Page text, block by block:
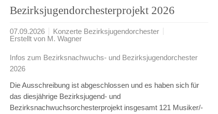
Bezirksjugendorchesterprojekt 2026
07.09.2026
Konzerte Bezirksjugendorchester
Erstellt von M. Wagner
Infos zum Bezirksnachwuchs- und Bezirksjugendorchester
2026
Die Ausschreibung ist abgeschlossen und es haben sich für
das diesjährige Bezirksjugend- und
Bezirksnachwuchsorchesterprojekt insgesamt 121 Musiker/-